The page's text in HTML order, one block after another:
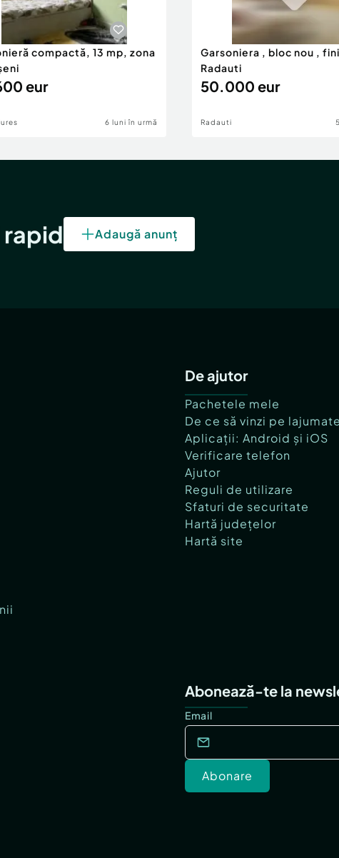
compactă, 13 mp, zona
eur
6 luni în urmă
Garsoniera , bloc nou ,
Radauti
50.000 eur
Radauti
rapid Adaugă anunț
De ajutor
Pachetele mele
De ce să vinzi pe
Aplicații: Android și iOS
Verificare telefon
Ajutor
Reguli de utilizare
Sfaturi de securitate
Hartă județelor
Hartă site
Abonează-te la
Email
Abonare